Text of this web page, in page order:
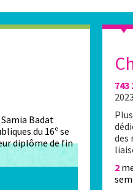
Badat
du 16ᵉ se
diplôme de fin
Des
130 élèves
partenariat
743
2023
des
2